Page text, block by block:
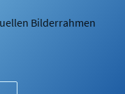
Bilderrahmen